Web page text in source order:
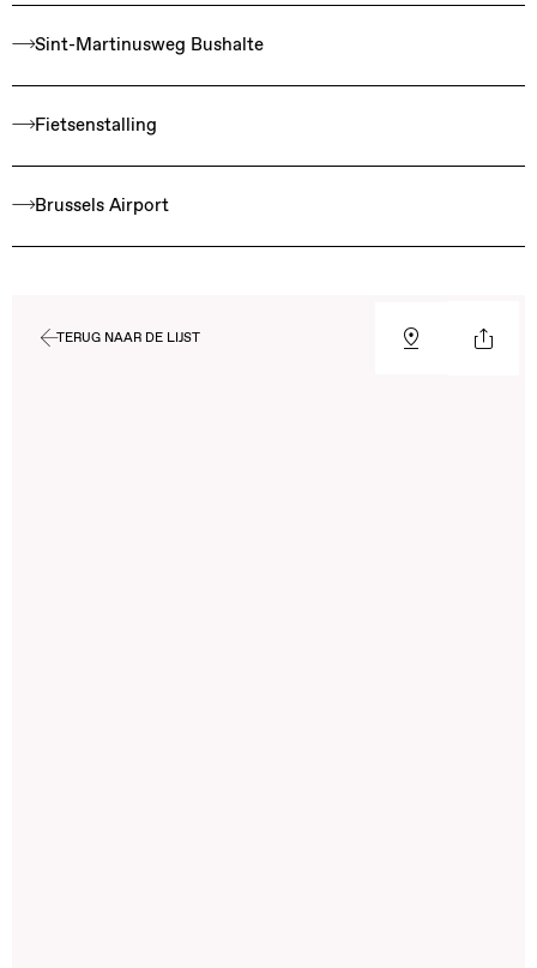
Sint-Martinusweg Bushalte
Fietsenstalling
Brussels Airport
TERUG NAAR DE LIJST